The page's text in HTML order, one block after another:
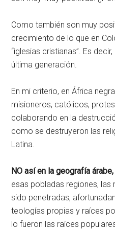
Como también son muy
crecimiento de lo que en
“iglesias cristianas”. Es
última generación.
En mi criterio, en África
misioneros, católicos,
colaborando en la
como se destruyeron las
Latina.
NO así en la geografía
esas pobladas regiones, las
sido penetradas,
teologías propias y raíces
lo fueron las raíces